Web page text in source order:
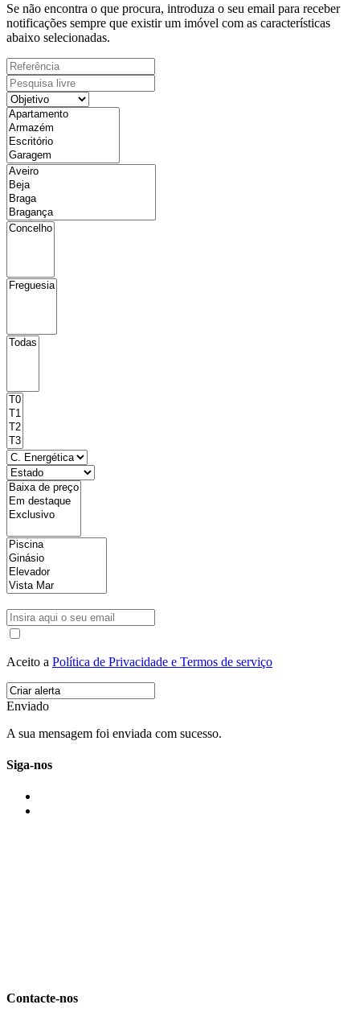
Se não encontra o que procura, introduza o seu email para receber
notificações sempre que existir um imóvel com as características
abaixo selecionadas.
Aceito a Política de Privacidade e Termos de serviço
Enviado
A sua mensagem foi enviada com sucesso.
Siga-nos
Contacte-nos